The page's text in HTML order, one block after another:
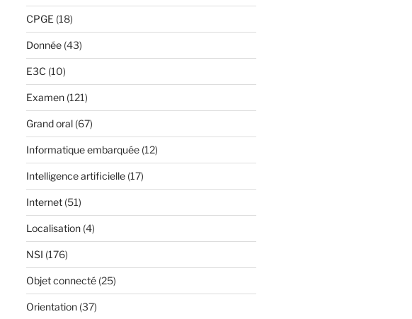
CPGE (18)
Donnée(43)
E3C (10)
Examen(121)
Grand oral(67)
Informatique embarquée(12)
Intelligence artificielle(17)
Internet(51)
Localisation(4)
NSI (176)
Objet connecté(25)
Orientation(37)